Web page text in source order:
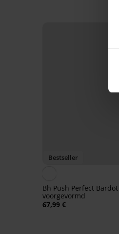
Bestseller
Bh Push Perfect Bardot
voorgevormd
67,99 €